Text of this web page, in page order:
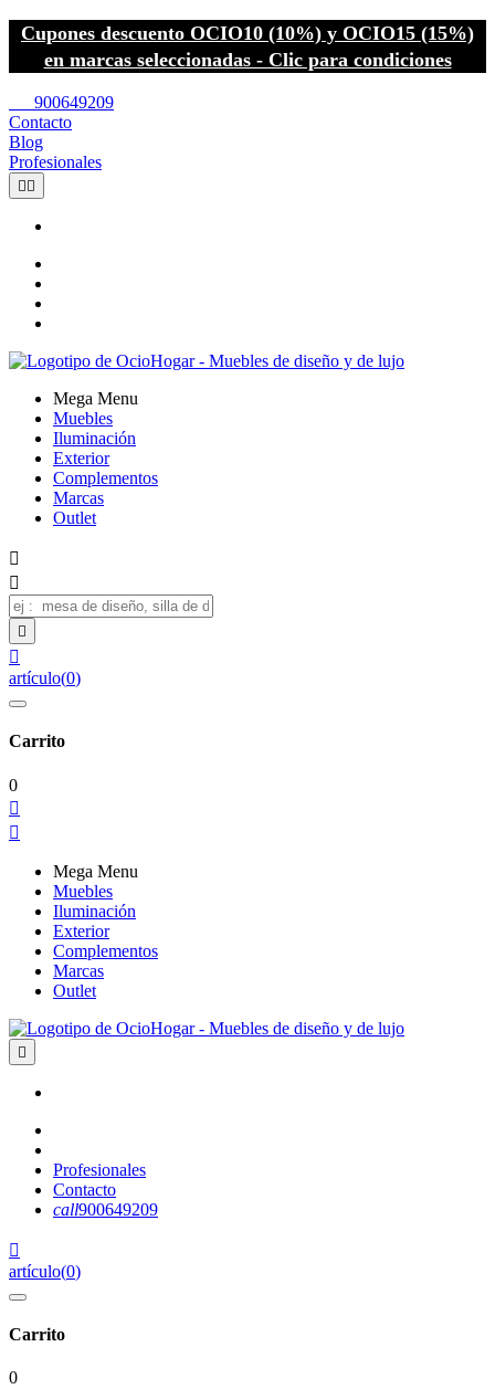
Cupones descuento OCIO10 (10%) y OCIO15 (15%)
en marcas seleccionadas - Clic para condiciones
900649209
Contacto
Blog
Profesionales
 
Mega Menu
Muebles
Iluminación
Exterior
Complementos
Marcas
Outlet




artículo(0)
Carrito
0


Mega Menu
Muebles
Iluminación
Exterior
Complementos
Marcas
Outlet

Profesionales
Contacto
call900649209

artículo(0)
Carrito
0